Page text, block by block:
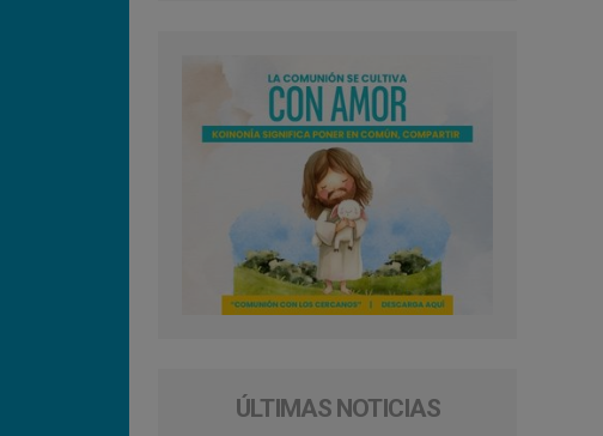
ÚLTIMAS NOTICIAS